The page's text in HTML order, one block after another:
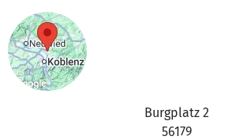
Burgplatz 2
56179